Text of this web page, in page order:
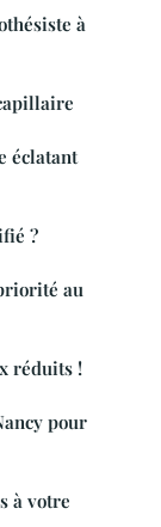
à
éclatant
?
au
réduits !
pour
à votre